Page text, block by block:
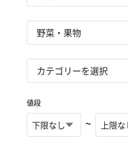
値段
~